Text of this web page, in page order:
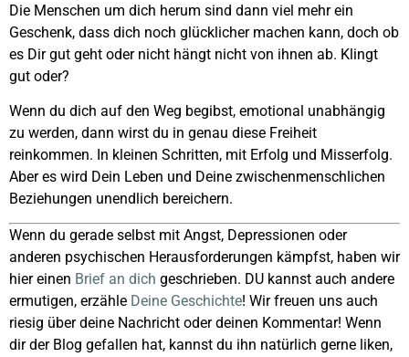
Die Menschen um dich herum sind dann viel mehr ein
Geschenk, dass dich noch glücklicher machen kann, doch ob
es Dir gut geht oder nicht hängt nicht von ihnen ab. Klingt
gut oder?
Wenn du dich auf den Weg begibst, emotional unabhängig
zu werden, dann wirst du in genau diese Freiheit
reinkommen. In kleinen Schritten, mit Erfolg und Misserfolg.
Aber es wird Dein Leben und Deine zwischenmenschlichen
Beziehungen unendlich bereichern.
Wenn du gerade selbst mit Angst, Depressionen oder
anderen psychischen Herausforderungen kämpfst, haben wir
hier einen Brief an dich geschrieben. DU kannst auch andere
ermutigen, erzähle Deine Geschichte! Wir freuen uns auch
riesig über deine Nachricht oder deinen Kommentar! Wenn
dir der Blog gefallen hat, kannst du ihn natürlich gerne liken,